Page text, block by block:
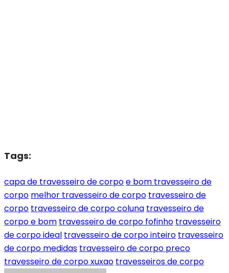
Tags:
capa de travesseiro de corpoe bom travesseiro de
corpo melhor travesseiro de corpo travesseiro de
corpo travesseiro de corpo coluna travesseiro de
corpo e bom travesseiro de corpo fofinho travesseiro
de corpo ideal travesseiro de corpo inteiro travesseiro
de corpo medidas travesseiro de corpo preco
travesseiro de corpo xuxao travesseiros de corpo